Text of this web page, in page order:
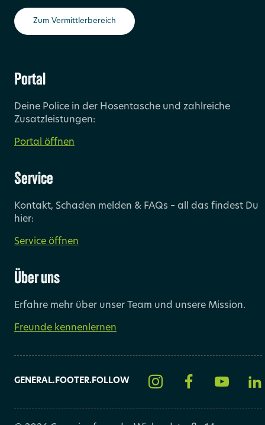
Portal
Deine Police in der Hosentasche und zahlreiche
Zusatzleistungen:
Portal öffnen
Service
Kontakt, Schaden melden & FAQs – all das findest Du
hier:
Service öffnen
Über uns
Erfahre mehr über unser Team und unsere Mission.
Freunde kennenlernen
GENERAL.FOOTER.FOLLOW
Zum Vermittlerbereich